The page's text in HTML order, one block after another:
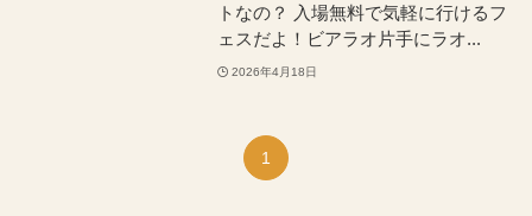
トなの？ 入場無料で気軽に行けるフ
ェスだよ！ビアラオ片手にラオ...
2026年4月18日
1